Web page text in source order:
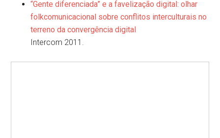
“Gente diferenciada” e a favelização digital: olhar
folkcomunicacional sobre conflitos interculturais no
terreno da convergência digital
Intercom 2011.